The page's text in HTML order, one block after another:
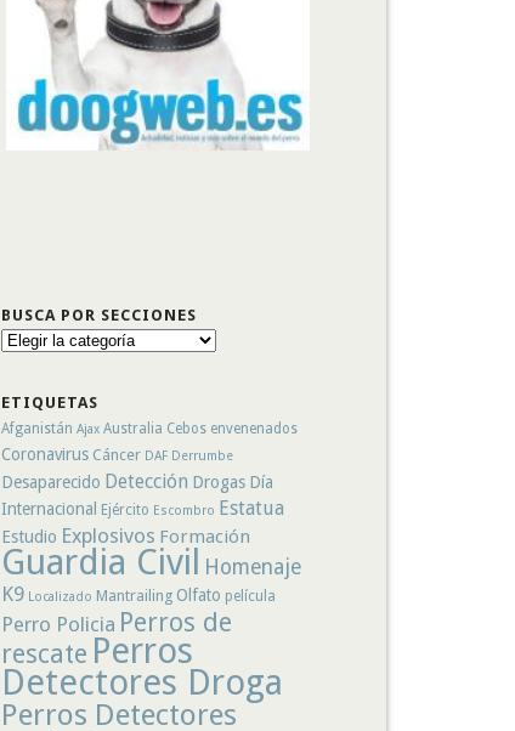
BUSCA POR SECCIONES
Busca
ETIQUETAS
Afganistán Ajax Australia Cebos envenenados
Coronavirus Cáncer DAF Derrumbe
Desaparecido Detección Drogas Día
Internacional
Ejército Escombro Estatua
Estudio Explosivos Formación
Guardia Civil
Homenaje
K9 Localizado Mantrailing Olfato película
Perro Policia Perros de
rescate Perros
Detectores Droga
Perros Detectores